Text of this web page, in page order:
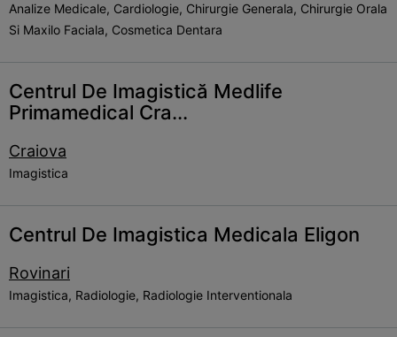
Analize Medicale, Cardiologie, Chirurgie Generala, Chirurgie Orala
Si Maxilo Faciala, Cosmetica Dentara
Centrul De Imagistică Medlife
Primamedical Cra...
Craiova
Imagistica
Centrul De Imagistica Medicala Eligon
Rovinari
Imagistica, Radiologie, Radiologie Interventionala